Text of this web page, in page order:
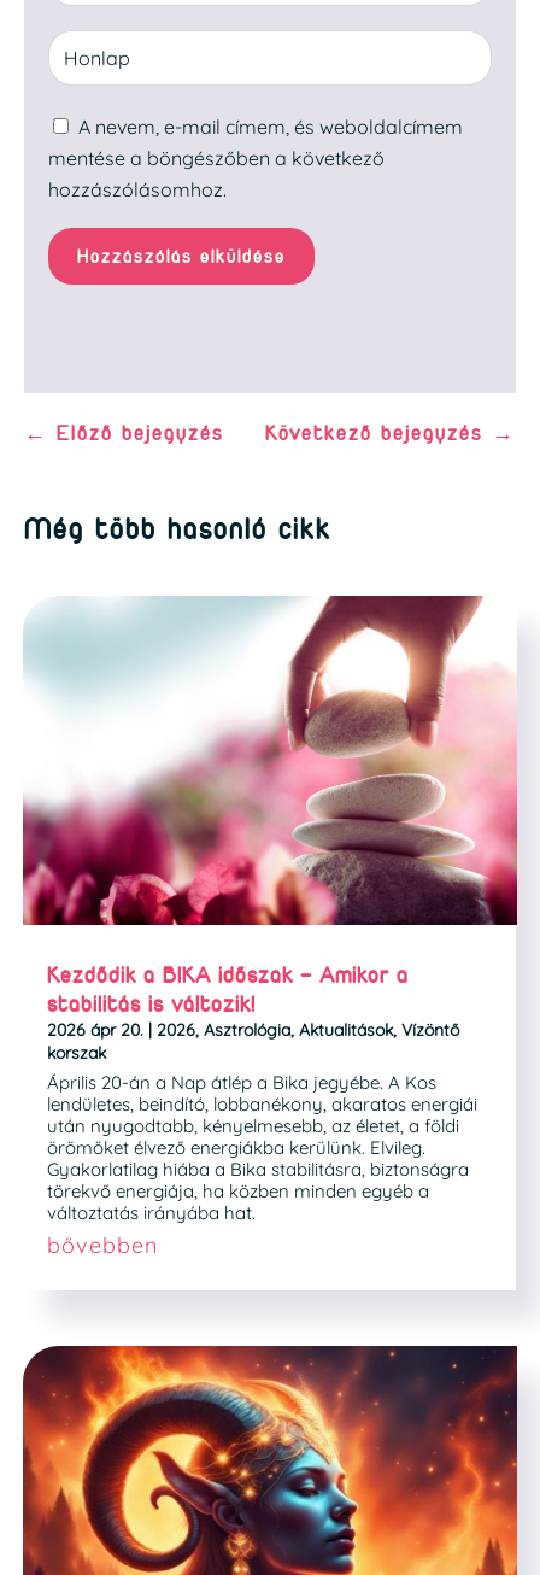
A nevem, e-mail címem, és weboldalcímem
mentése a böngészőben a következő
hozzászólásomhoz.
Hozzászólás elküldése
← Előző bejegyzés Következő bejegyzés →
Még több hasonló cikk
Kezdődik a BIKA időszak – Amikor a
stabilitás is változik!
2026 ápr 20. | 2026, Asztrológia, Aktualitások, Vízöntő
korszak
Április 20-án a Nap átlép a Bika jegyébe. A Kos
lendületes, beindító, lobbanékony, akaratos energiái
után nyugodtabb, kényelmesebb, az életet, a földi
örömöket élvező energiákba kerülünk. Elvileg.
Gyakorlatilag hiába a Bika stabilitásra, biztonságra
törekvő energiája, ha közben minden egyéb a
változtatás irányába hat.
bővebben